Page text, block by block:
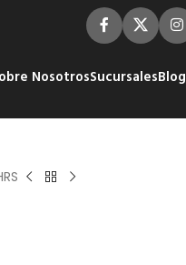
NosotrosSucursalesBlog